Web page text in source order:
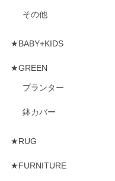
その他
★BABY+KIDS
★GREEN
プランター
鉢カバー
★RUG
★FURNITURE